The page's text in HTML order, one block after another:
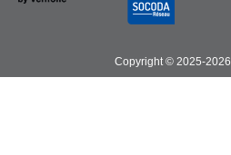
Copyright © 2025-2026